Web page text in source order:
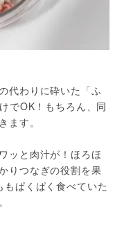
代わりに砕いた「ふ
でOK！もちろん、同
ます。
ッと肉汁が！ほろほ
りつなぎの役割を果
ぱくぱく食べていた